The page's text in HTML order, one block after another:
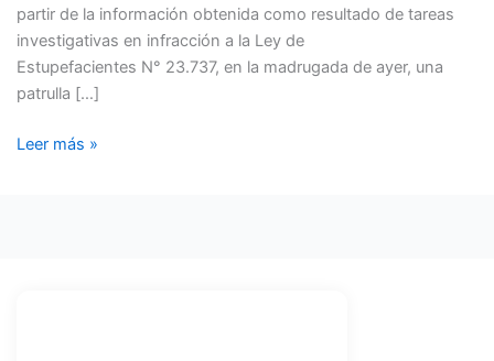
partir de la información obtenida como resultado de tareas
investigativas en infracción a la Ley de
Estupefacientes N° 23.737, en la madrugada de ayer, una
patrulla […]
RÍO
PARANÁ
Leer más »